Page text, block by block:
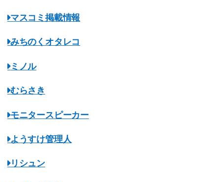
マスコミ掲載情報
みちのくオタレコ
ミノル
むらさき
モニタースピーカー
ようすけ管理人
リシュン